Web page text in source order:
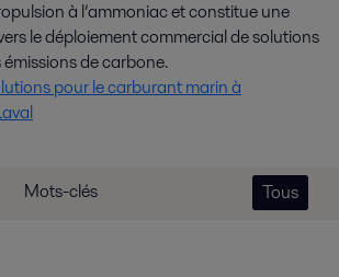
à l’ammoniac et constitue une
le déploiement commercial de solutions
de carbone.
pour le carburant marin à
Mots-clés Tous